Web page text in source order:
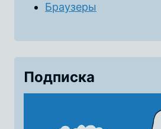
Браузеры
Подписка